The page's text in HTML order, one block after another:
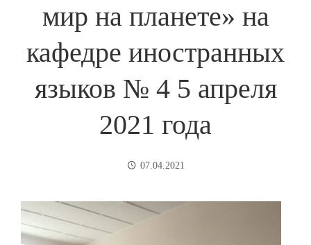
мир на планете» на
кафедре иностранных
языков № 4 5 апреля
2021 года
07.04.2021